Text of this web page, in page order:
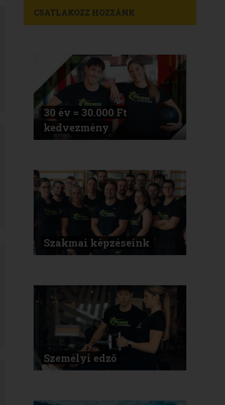
CSATLAKOZZ HOZZÁNK
30 év = 30.000 Ft
kedvezmény
Szakmai képzéseink
Személyi edző